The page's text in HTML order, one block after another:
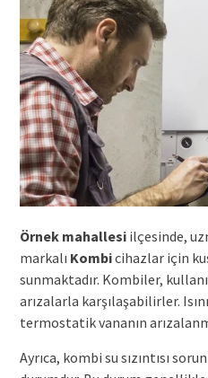
Örnek mahallesiilçesinde,
markalı Kombicihazlar için
sunmaktadır. Kombiler,
arızalarla karşılaşabilirler.
termostatik vananın
Ayrıca, kombi su sızıntısı